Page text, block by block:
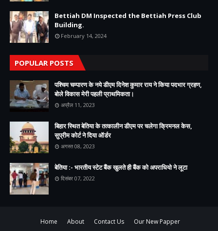
Bettiah DM Inspected the Bettiah Press Club
Building.
February 14, 2024
POPULAR POSTS
पश्चिम चम्पारण के नये डीएम दिनेश कुमार राय ने किया पदभार ग्रहण,
बोले विकास मेरी पहली प्राथमिकता।
अप्रैल 11, 2023
बिहार स्थित बेतिया के तत्कालीन डीएम पर चलेगा क्रिमनल केस,
सुप्रीम कोर्ट ने दिया ऑर्डर
अगस्त 08, 2023
बेतिया :- भारतीय स्टेट बैंक खुलते ही बैंक को अपराधियो ने लूटा
दिसंबर 07, 2022
Home About Contact Us Our New Papper